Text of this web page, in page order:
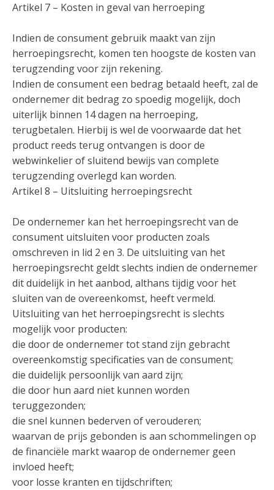
Artikel 7 – Kosten in geval van herroeping
Indien de consument gebruik maakt van zijn
herroepingsrecht, komen ten hoogste de kosten van
terugzending voor zijn rekening.
Indien de consument een bedrag betaald heeft, zal de
ondernemer dit bedrag zo spoedig mogelijk, doch
uiterlijk binnen 14 dagen na herroeping,
terugbetalen. Hierbij is wel de voorwaarde dat het
product reeds terug ontvangen is door de
webwinkelier of sluitend bewijs van complete
terugzending overlegd kan worden.
Artikel 8 – Uitsluiting herroepingsrecht
De ondernemer kan het herroepingsrecht van de
consument uitsluiten voor producten zoals
omschreven in lid 2 en 3. De uitsluiting van het
herroepingsrecht geldt slechts indien de ondernemer
dit duidelijk in het aanbod, althans tijdig voor het
sluiten van de overeenkomst, heeft vermeld.
Uitsluiting van het herroepingsrecht is slechts
mogelijk voor producten:
die door de ondernemer tot stand zijn gebracht
overeenkomstig specificaties van de consument;
die duidelijk persoonlijk van aard zijn;
die door hun aard niet kunnen worden
teruggezonden;
die snel kunnen bederven of verouderen;
waarvan de prijs gebonden is aan schommelingen op
de financiële markt waarop de ondernemer geen
invloed heeft;
voor losse kranten en tijdschriften;